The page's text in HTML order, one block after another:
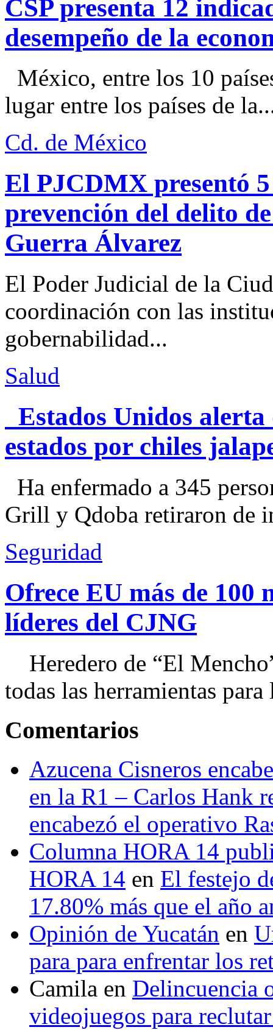
CSP presenta 12
desempeño de la
México, entre los 10
lugar entre los países de
Cd. de México
El PJCDMX presentó
prevención del delito
Guerra Álvarez
El Poder Judicial de la
coordinación con las
gobernabilidad...
Salud
Estados Unidos alerta
estados por chiles
Ha enfermado a 345
Grill y Qdoba retiraron de
Seguridad
Ofrece EU más de 100
líderes del CJNG
Heredero de “El
todas las herramientas
Comentarios
Azucena Cisneros
en la R1 – Carlos Hank
encabezó el operativo
Columna HORA 14
HORA 14 en El festejo
17.80% más que el año
Opinión de Yucatán en
para para enfrentar los
Camila en Delincuencia
videojuegos para